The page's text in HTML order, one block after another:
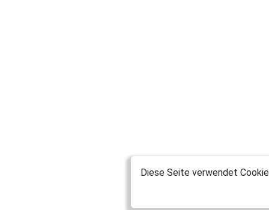
Diese Seite verwendet